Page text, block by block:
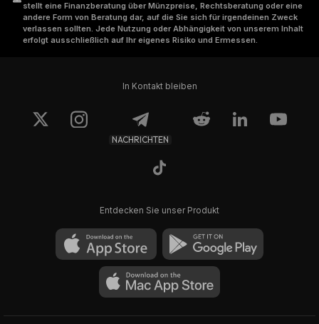
stellt eine Finanzberatung über Münzpreise, Rechtsberatung oder eine
andere Form von Beratung dar, auf die Sie sich für irgendeinen Zweck
verlassen sollten. Jede Nutzung oder Abhängigkeit von unserem Inhalt
erfolgt ausschließlich auf Ihr eigenes Risiko und Ermessen.
In Kontakt bleiben
NACHRICHTEN
Entdecken Sie unser Produkt